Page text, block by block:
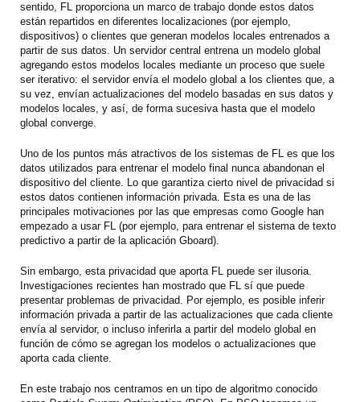
sentido, FL proporciona un marco de trabajo donde estos datos
están repartidos en diferentes localizaciones (por ejemplo,
dispositivos) o clientes que generan modelos locales entrenados a
partir de sus datos. Un servidor central entrena un modelo global
agregando estos modelos locales mediante un proceso que suele
ser iterativo: el servidor envía el modelo global a los clientes que, a
su vez, envían actualizaciones del modelo basadas en sus datos y
modelos locales, y así, de forma sucesiva hasta que el modelo
global converge.
Uno de los puntos más atractivos de los sistemas de FL es que los
datos utilizados para entrenar el modelo final nunca abandonan el
dispositivo del cliente. Lo que garantiza cierto nivel de privacidad si
estos datos contienen información privada. Esta es una de las
principales motivaciones por las que empresas como Google han
empezado a usar FL (por ejemplo, para entrenar el sistema de texto
predictivo a partir de la aplicación Gboard).
Sin embargo, esta privacidad que aporta FL puede ser ilusoria.
Investigaciones recientes han mostrado que FL sí que puede
presentar problemas de privacidad. Por ejemplo, es posible inferir
información privada a partir de las actualizaciones que cada cliente
envía al servidor, o incluso inferirla a partir del modelo global en
función de cómo se agregan los modelos o actualizaciones que
aporta cada cliente.
En este trabajo nos centramos en un tipo de algoritmo conocido